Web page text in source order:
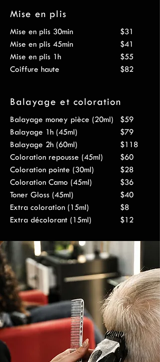
Mise en plis
Mise en plis 30min
Mise en plis 45min
Mise en plis 1h
Coiffure haute
$31
$41
$55
$82
Balayage et coloration
Balayage money pièce (20ml)
Balayage 1h (45ml)
Balayage 2h (60ml)
Coloration repousse (45ml)
Coloration pointe (30ml)
Coloration Camo (45ml)
Toner Gloss (45ml)
Extra coloration (15ml)
Extra décolorant (15ml)
$59
$79
$118
$60
$28
$36
$40
$8
$12